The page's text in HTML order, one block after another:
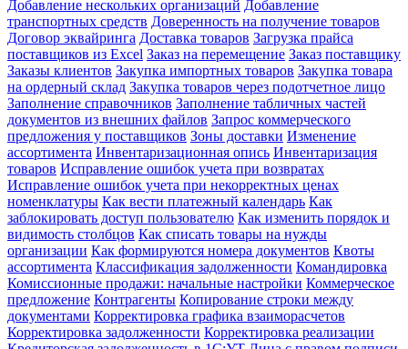
Добавление нескольких организаций Добавление
транспортных средств Доверенность на получение товаров
Договор эквайринга Доставка товаров Загрузка прайса
поставщиков из Excel Заказ на перемещение Заказ поставщику
Заказы клиентов Закупка импортных товаров Закупка товара
на ордерный склад Закупка товаров через подотчетное лицо
Заполнение справочников Заполнение табличных частей
документов из внешних файлов Запрос коммерческого
предложения у поставщиков Зоны доставки Изменение
ассортимента Инвентаризационная опись Инвентаризация
товаров Исправление ошибок учета при возвратах
Исправление ошибок учета при некорректных ценах
номенклатуры Как вести платежный календарь Как
заблокировать доступ пользователю Как изменить порядок и
видимость столбцов Как списать товары на нужды
организации Как формируются номера документов Квоты
ассортимента Классификация задолженности Командировка
Комиссионные продажи: начальные настройки Коммерческое
предложение Контрагенты Копирование строки между
документами Корректировка графика взаиморасчетов
Корректировка задолженности Корректировка реализации